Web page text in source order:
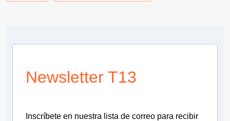
Newsletter T13
Inscríbete en nuestra lista de correo para recibir